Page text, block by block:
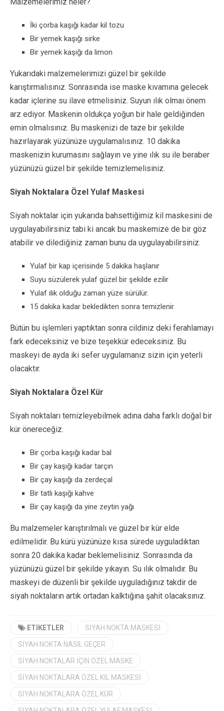
İki çorba kaşığı kadar kil tozu
Bir yemek kaşığı sirke
Bir yemek kaşığı da limon
Yukarıdaki malzemelerimizi güzel bir şekilde
karıştırmalısınız. Sonrasında ise maske kıvamına gelecek
kadar içlerine su ilave etmelisiniz. Suyun ılık olmaı önem
arz ediyor. Maskenin oldukça yoğun bir hale geldiğinden
emin olmalısınız. Bu maskenizi de taze bir şekilde
hazırlayarak yüzünüze uygulamalısınız. 10 dakika
maskenizin kurumasını sağlayın ve yine ılık su ile beraber
yüzünüzü güzel bir şekilde temizlemelisiniz.
Siyah Noktalara Özel Yulaf Maskesi
Siyah noktalar için yukarıda bahsettiğimiz kil maskesini de
uygulayabilirsiniz tabi ki ancak bu maskemize de bir göz
atabilir ve dilediğiniz zaman bunu da uygulayabilirsiniz.
Yulaf bir kap içerisinde 5 dakika haşlanır
Suyu süzülerek yulaf güzel bir şekilde ezilir
Yulaf ılık olduğu zaman yüze sürülür.
15 dakika kadar bekledikten sonra temizlenir.
Bütün bu işlemleri yaptıktan sonra cildiniz deki ferahlamayı
fark edeceksiniz ve bize teşekkür edeceksiniz. Bu
maskeyi de ayda iki sefer uygulamanız sizin için yeterli
olacaktır.
Siyah Noktalara Özel Kür
Siyah noktaları temizleyebilmek adına daha farklı doğal bir
kür önereceğiz.
Bir çorba kaşığı kadar bal
Bir çay kaşığı kadar tarçın
Bir çay kaşığı da zerdeçal
Bir tatlı kaşığı kahve
Bir çay kaşığı da yine zeytin yağı
Bu malzemeler karıştırılmalı ve güzel bir kür elde
edilmelidir. Bu kürü yüzünüze kısa sürede uyguladıktan
sonra 20 dakika kadar beklemelisiniz. Sonrasında da
yüzünüzü güzel bir şekilde yıkayın. Su ılık olmalıdır. Bu
maskeyi de düzenli bir şekilde uyguladığınız takdir de
siyah noktaların artık ortadan kalktığına şahit olacaksınız.
ETIKETLER SIYAH NOKTA MASKESI
SIYAH NOKTA NASIL GEÇER
SIYAH NOKTALAR IÇIN ÖZEL MASKE
SIYAH NOKTALARA ÖZEL KIL MASKESI
SIYAH NOKTALARA ÖZEL KÜR